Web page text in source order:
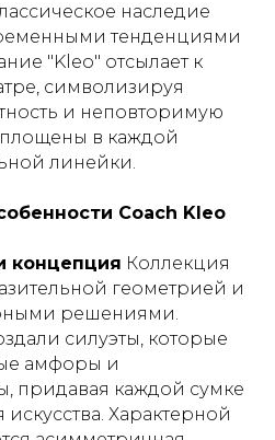
наследие
тенденциями
"Kleo" отсылает к
символизируя
и неповторимую
в каждой
линейки.
Coach Kleo
концепция Коллекция
геометрией и
решениями.
силуэты, которые
амфоры и
придавая каждой сумке
Характерной